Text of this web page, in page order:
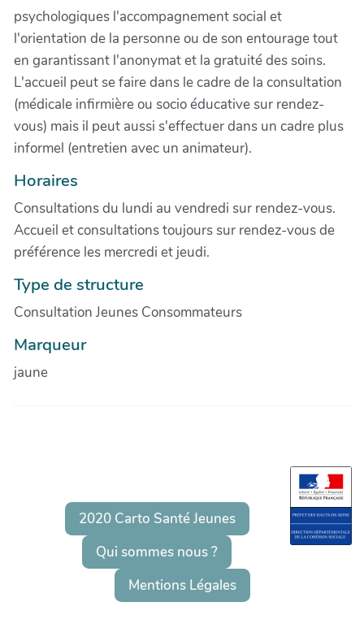
psychologiques l'accompagnement social et
l'orientation de la personne ou de son entourage tout
en garantissant l'anonymat et la gratuité des soins.
L'accueil peut se faire dans le cadre de la consultation
(médicale infirmière ou socio éducative sur rendez-
vous) mais il peut aussi s'effectuer dans un cadre plus
informel (entretien avec un animateur).
Horaires
Consultations du lundi au vendredi sur rendez-vous.
Accueil et consultations toujours sur rendez-vous de
préférence les mercredi et jeudi.
Type de structure
Consultation Jeunes Consommateurs
Marqueur
jaune
2020 Carto Santé Jeunes
Qui sommes nous ?
Mentions Légales